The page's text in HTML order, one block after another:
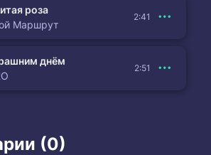
роза
Маршрут
2:41
днём
2:51
(0)